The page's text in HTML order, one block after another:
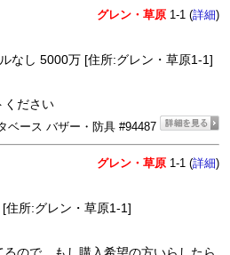
グレン・草原 1-1 (詳細)
なし 5000万 [住所:グレン・草原1-1]
ください
ベース バザー・防具 #94487
グレン・草原 1-1 (詳細)
住所:グレン・草原1-1]